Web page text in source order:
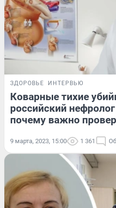
ЗДОРОВЬЕ ИНТЕРВЬЮ
Коварные тихие
российский
почему важно
9 марта, 2023, 15:00 1 361